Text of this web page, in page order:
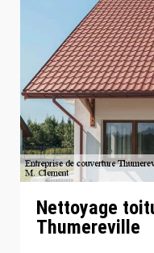
Nettoyage
Thumereville